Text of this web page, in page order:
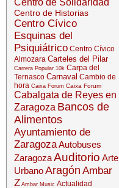
Centro de Solidaridad
Centro de Historias
Centro Cívico
Esquinas del
Psiquiátrico Centro Cívico
Almozara Carteles del Pilar
Carrera Popular 10k Carpa del
Ternasco Carnaval Cambio de
hora Caixa Forum Caixa Forum
Cabalgata de Reyes en
Zaragoza Bancos de
Alimentos
Ayuntamiento de
ZaragozaAutobuses
ZaragozaAuditorio Arte
UrbanoAragón Ambar
Z Ambar Music Actualidad